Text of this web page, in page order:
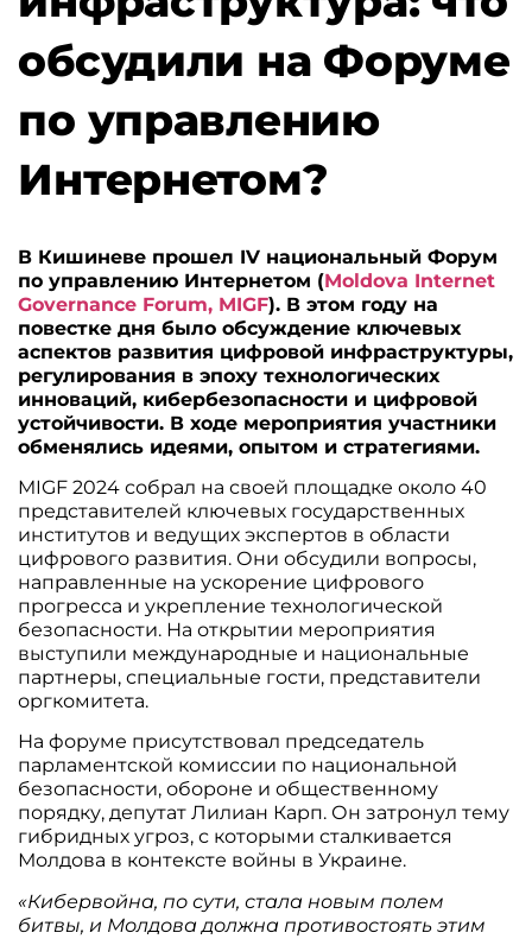
обсудили на Форуме
по управлению
Интернетом?
В Кишиневе прошел IV национальный Форум
по управлению Интернетом (Moldova Internet
Governance Forum, MIGF). В этом году на
повестке дня было обсуждение ключевых
аспектов развития цифровой инфраструктуры,
регулирования в эпоху технологических
инноваций, кибербезопасности и цифровой
устойчивости. В ходе мероприятия участники
обменялись идеями, опытом и стратегиями.
MIGF 2024 собрал на своей площадке около 40
представителей ключевых государственных
институтов и ведущих экспертов в области
цифрового развития. Они обсудили вопросы,
направленные на ускорение цифрового
прогресса и укрепление технологической
безопасности. На открытии мероприятия
выступили международные и национальные
партнеры, специальные гости, представители
оргкомитета.
На форуме присутствовал председатель
парламентской комиссии по национальной
безопасности, обороне и общественному
порядку, депутат Лилиан Карп. Он затронул тему
гибридных угроз, с которыми сталкивается
Молдова в контексте войны в Украине.
«Кибервойна, по сути, стала новым полем
битвы, и Молдова должна противостоять этим